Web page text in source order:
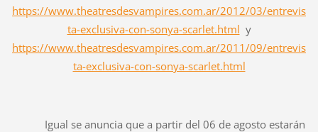
https://www.theatresdesvampires.com.ar/2012/03/entrevis
ta-exclusiva-con-sonya-scarlet.html y
https://www.theatresdesvampires.com.ar/2011/09/entrevis
ta-exclusiva-con-sonya-scarlet.html
Igual se anuncia que a partir del 06 de agosto estarán